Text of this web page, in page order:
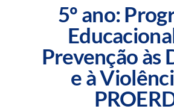
Perguntas Frequentes
Blog da Rede Batista
5º ano:
Prevenção às
e à